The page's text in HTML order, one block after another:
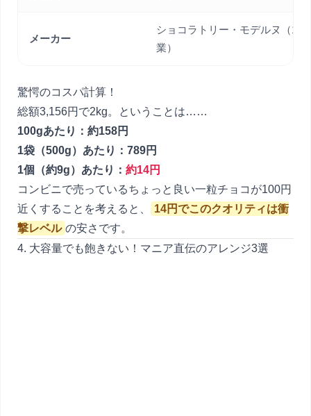
メーカー
ショコラトリー・モデルヌ（
業）
驚愕のコスパ計算！
総額3,156円で2kg。ということは……
100gあたり：約158円
1袋（500g）あたり：789円
1個（約9g）あたり： 約14円
コンビニで売っているちょっと良い一粒チョコが100円
近くすることを考えると、
14円でこのクオリティは衝
撃レベル の安さです。
4. 大容量でも飽きない！マニア直伝のアレンジ3選